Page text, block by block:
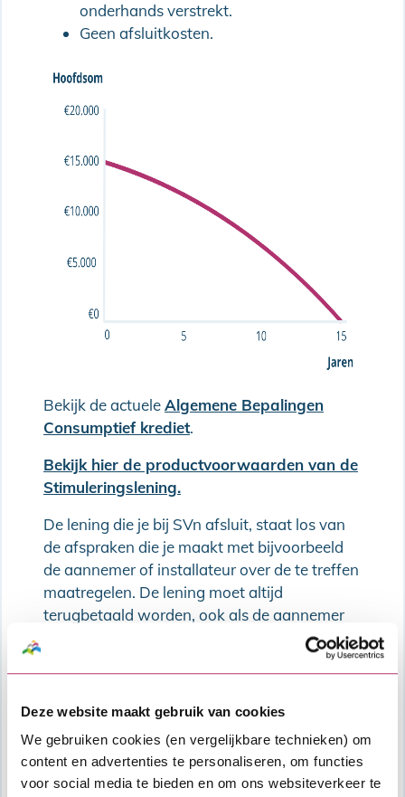
Deze website maakt gebruik van cookies
We gebruiken cookies (en vergelijkbare technieken) om
content en advertenties te personaliseren, om functies
voor social media te bieden en om ons websiteverkeer te
onderhands verstrekt.
Geen afsluitkosten.
Bekijk de actueleAlgemene Bepalingen
Consumptief krediet.
Bekijk hier de productvoorwaarden van de
Stimuleringslening.
De lening die je bij SVn afsluit, staat los van
de afspraken die je maakt met bijvoorbeeld
de aannemer of installateur over de te treffen
maatregelen. De lening moet altijd
terugbetaald worden, ook als de aannemer
Als je een SVn Persoonlijke lening afsluit ga je
jouw financiële situatie voldoende stabiel zijn
om de extra maandlasten van de nieuwe
lening, bovenop alle overige vaste lasten die
je al hebt, te kunnen dragen. We kijken naar